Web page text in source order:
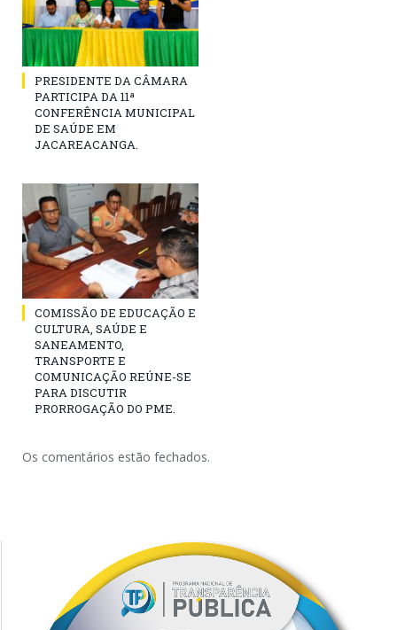
PRESIDENTE DA CÂMARA
PARTICIPA DA 11ª
CONFERÊNCIA MUNICIPAL
DE SAÚDE EM
JACAREACANGA.
COMISSÃO DE EDUCAÇÃO E
CULTURA, SAÚDE E
SANEAMENTO,
TRANSPORTE E
COMUNICAÇÃO REÚNE-SE
PARA DISCUTIR
PRORROGAÇÃO DO PME.
Os comentários estão fechados.